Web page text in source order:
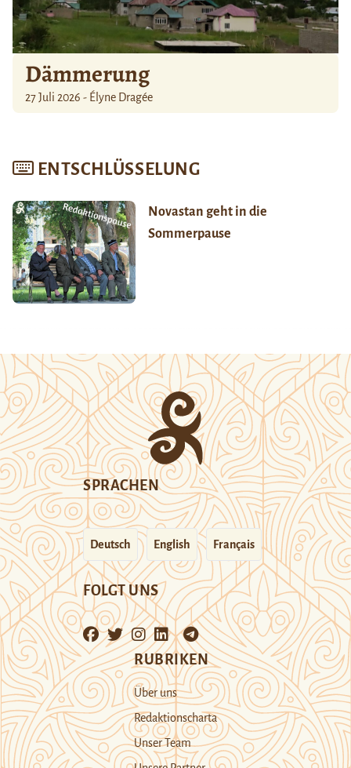
Dämmerung
27 Juli 2026 - Élyne Dragée
ENTSCHLÜSSELUNG
Novastan geht in die
Sommerpause
SPRACHEN
Deutsch English Français
FOLGT UNS
RUBRIKEN
Über uns
Redaktionscharta
Unser Team